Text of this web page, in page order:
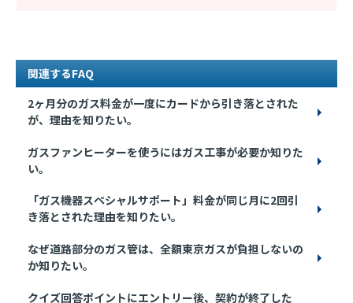
関連するFAQ
2ヶ月分のガス料金が一度にカードから引き落とされた
が、理由を知りたい。
ガスファンヒーターを使うにはガス工事が必要か知りた
い。
「ガス機器スペシャルサポート」料金が同じ月に2回引
き落とされた理由を知りたい。
なぜ道路部分のガス管は、全額東京ガスが負担しないの
か知りたい。
クイズ回答ポイントにエントリー後、契約が終了した